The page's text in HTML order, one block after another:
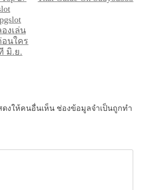
งเล่น
อนใคร
มิ.ย.
งให้คนอื่นเห็น ช่องข้อมูลจำเป็นถูกทำ